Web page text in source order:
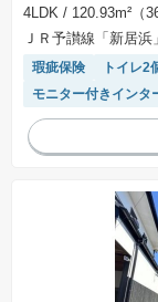
※取引にかかる費用：物件
不動産会社によって表記有
いたします。
場合があります。
4LDK / 120.93m²（
ＪＲ予讃線「新居浜
瑕疵保険 トイレ2
モニター付きインタ